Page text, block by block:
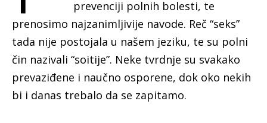
prevenciji polnih bolesti, te
prenosimo najzanimljivije navode. Reč “seks”
tada nije postojala u našem jeziku, te su polni
čin nazivali “soitije”. Neke tvrdnje su svakako
prevaziđene i naučno osporene, dok oko nekih
bi i danas trebalo da se zapitamo.